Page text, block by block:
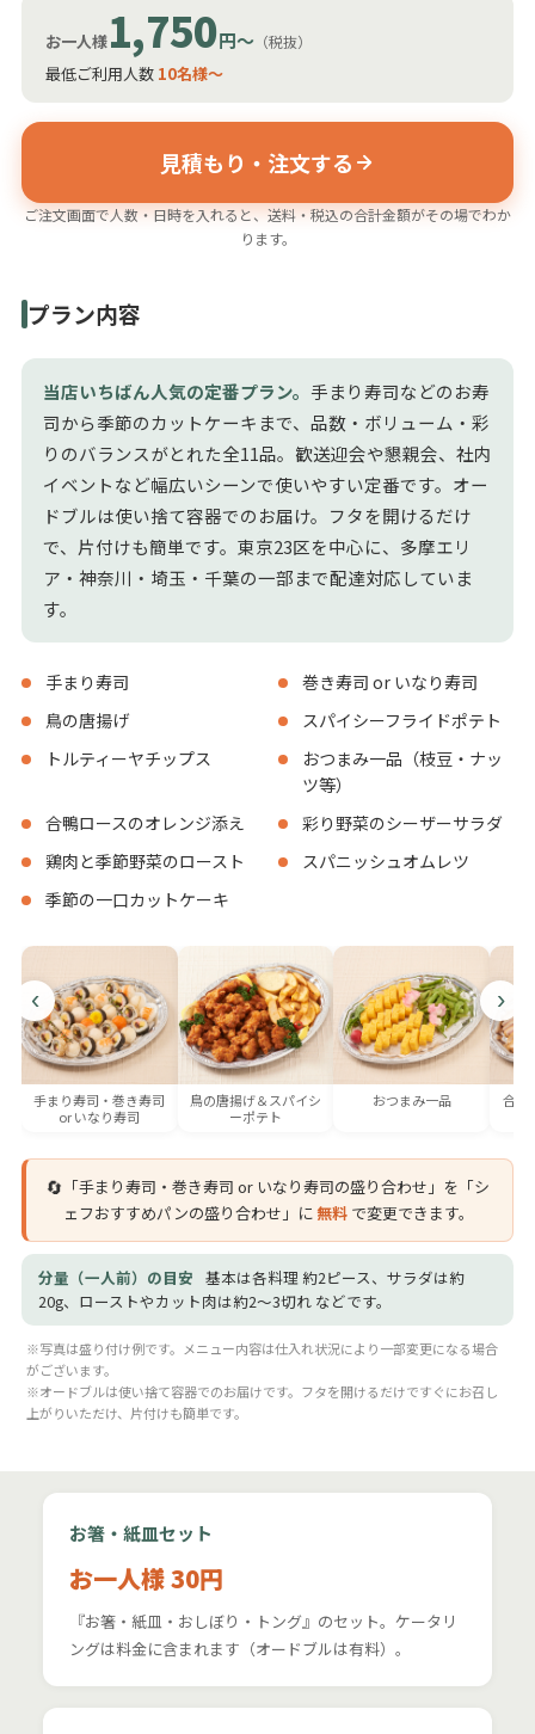
お一人様1,750円〜 （税抜）
最低ご利用人数 10名様〜
見積もり・注文する
ご注文画面で人数・日時を入れると、送料・税込の合計金額がその場でわか
ります。
プラン内容
当店いちばん人気の定番プラン。 手まり寿司などのお寿
司から季節のカットケーキまで、品数・ボリューム・彩
りのバランスがとれた全11品。歓送迎会や懇親会、社内
イベントなど幅広いシーンで使いやすい定番です。オー
ドブルは使い捨て容器でのお届け。フタを開けるだけ
で、片付けも簡単です。東京23区を中心に、多摩エリ
ア・神奈川・埼玉・千葉の一部まで配達対応していま
す。
手まり寿司
巻き寿司 or いなり寿司
鳥の唐揚げ
スパイシーフライドポテト
トルティーヤチップス
おつまみ一品（枝豆・ナッ
ツ等）
合鴨ロースのオレンジ添え
彩り野菜のシーザーサラダ
鶏肉と季節野菜のロースト
スパニッシュオムレツ
季節の一口カットケーキ
‹
手まり寿司・巻き寿司
or いなり寿司
鳥の唐揚げ＆スパイシ
ーポテト
おつまみ一品 合鴨
›
🔄 「手まり寿司・巻き寿司 or いなり寿司の盛り合わせ」を「シ
ェフおすすめパンの盛り合わせ」に無料 で変更できます。
分量（一人前）の目安 基本は各料理 約2ピース、サラダは約
20g、ローストやカット肉は約2〜3切れ などです。
※写真は盛り付け例です。メニュー内容は仕入れ状況により一部変更になる場合
がございます。
※オードブルは使い捨て容器でのお届けです。フタを開けるだけですぐにお召し
上がりいただけ、片付けも簡単です。
お箸・紙皿セット
お一人様 30円
『お箸・紙皿・おしぼり・トング』のセット。ケータリ
ングは料金に含まれます（オードブルは有料）。